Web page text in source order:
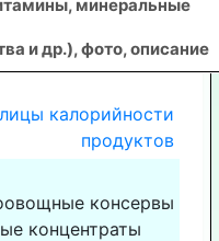
минеральные
и др.), фото, описание
калорийности
продуктов
консервы
концентраты